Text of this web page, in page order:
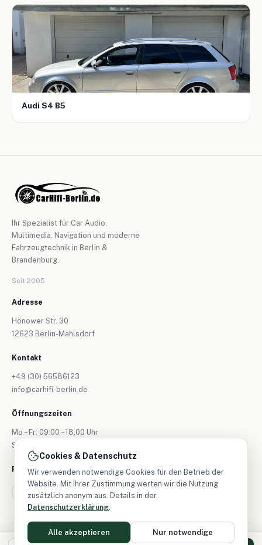
Audi S4 B5
Ihr Spezialist für Car Audio,
Multimedia, Navigation und moderne
Fahrzeugtechnik in Berlin &
Brandenburg.
Seit 2005
Adresse
Hönower Str. 30
12623 Berlin-Mahlsdorf
Kontakt
+49 (30) 56586123
info@carhifi-berlin.de
Öffnungszeiten
Mo – Fr: 09:00 – 18:00 Uhr
Sa: nur nach Vereinbarung
Folgen Sie uns
© 2026 CarHifi-Berlin – Alle Rechte vorbehalten.
Cookies & Datenschutz
Wir verwenden notwendige Cookies für den Betrieb der
Website. Mit Ihrer Zustimmung werten wir die Nutzung
zusätzlich anonym aus. Details in der
Datenschutzerklärung.
Alle akzeptieren Nur notwendige